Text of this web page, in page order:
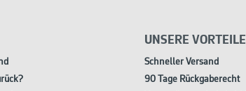
UNSERE VORTEILE
Schneller Versand
90 Tage Rückgaberecht